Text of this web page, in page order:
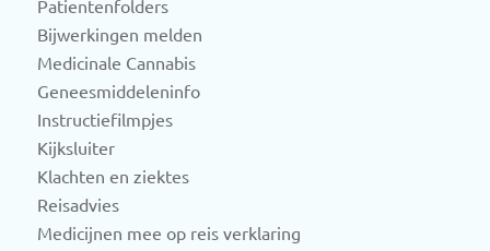
Patientenfolders
Bijwerkingen melden
Medicinale Cannabis
Geneesmiddeleninfo
Instructiefilmpjes
Kijksluiter
Klachten en ziektes
Reisadvies
Medicijnen mee op reis verklaring